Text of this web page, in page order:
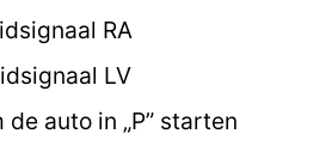
RA
LV
de auto in „P” starten